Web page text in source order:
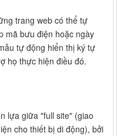
trang web có thể tự
mã bưu điện hoặc ngày
tự động hiển thị ký tự
họ thực hiện điều đó.
lựa giữa "full site" (giao
cho thiết bị di động), bởi